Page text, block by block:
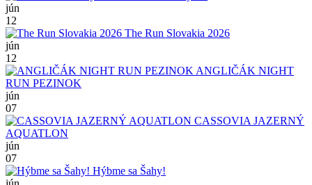
jún
12
The Run Slovakia 2026
jún
12
ANGLIČÁK NIGHT
RUN PEZINOK
jún
07
CASSOVIA JAZERNÝ
AQUATLON
jún
07
Hýbme sa Šahy!